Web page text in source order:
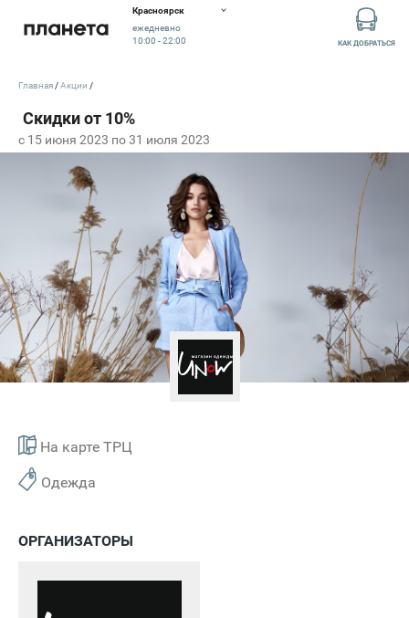
Красноярск
ежедневно
10:00 - 22:00
КАК ДОБРАТЬСЯ
c 15 июня 2023 по 31 июля 2023
На карте ТРЦ
Одежда
Главная Акции
ОРГАНИЗАТОРЫ